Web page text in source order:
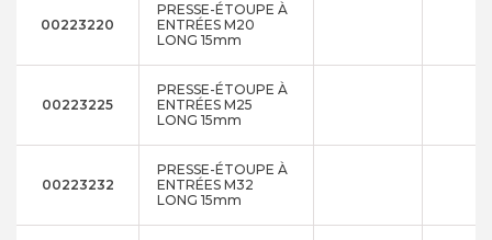
00223220
PRESSE-ÉTOUPE À
ENTRÉES M20
LONG 15mm
00223225
PRESSE-ÉTOUPE À
ENTRÉES M25
LONG 15mm
00223232
PRESSE-ÉTOUPE À
ENTRÉES M32
LONG 15mm